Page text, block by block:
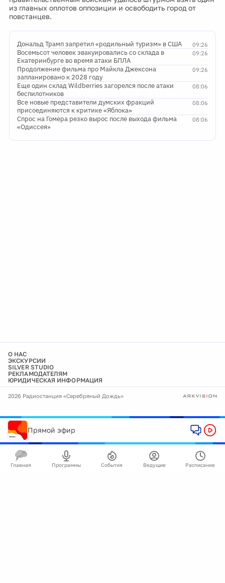
из главных оплотов оппозиции и освободить город от
повстанцев.
09:26
Дональд Трамп запретил «родильный туризм» в США
09:26
Восемьсот человек эвакуировались со склада в
Екатеринбурге во время атаки БПЛА
09:26
Продолжение фильма про Майкла Джексона
запланировано к 2028 году
08:06
Еще один склад Wildberries загорелся после атаки
беспилотников
08:06
Все новые представители думских фракций
присоединяются к критике «Яблока»
08:06
Спрос на Гомера резко вырос после выхода фильма
«Одиссея»
О НАС
ЭКСКУРСИИ
SILVER STUDIO
РЕКЛАМОДАТЕЛЯМ
ЮРИДИЧЕСКАЯ ИНФОРМАЦИЯ
2026 Радиостанция «Серебряный Дождь»
Прямой эфир
Главная Программы События Ведущие Расписание